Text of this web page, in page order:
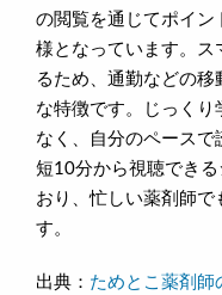
の閲覧を通じてポイ
様となっています。ス
るため、通勤などの移
な特徴です。じっく
なく、自分のペース
短10分から視聴でき
おり、忙しい薬剤師で
す。
出典： ためとこ薬剤師